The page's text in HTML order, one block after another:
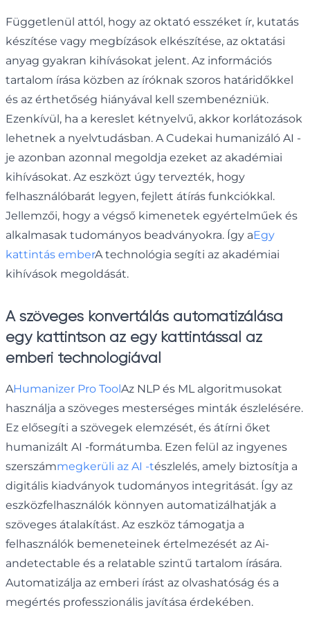
Függetlenül attól, hogy az oktató esszéket ír, kutatás
készítése vagy megbízások elkészítése, az oktatási
anyag gyakran kihívásokat jelent. Az információs
tartalom írása közben az íróknak szoros határidőkkel
és az érthetőség hiányával kell szembenézniük.
Ezenkívül, ha a kereslet kétnyelvű, akkor korlátozások
lehetnek a nyelvtudásban. A Cudekai humanizáló AI -
je azonban azonnal megoldja ezeket az akadémiai
kihívásokat. Az eszközt úgy tervezték, hogy
felhasználóbarát legyen, fejlett átírás funkciókkal.
Jellemzői, hogy a végső kimenetek egyértelműek és
alkalmasak tudományos beadványokra. Így aEgy
kattintás emberA technológia segíti az akadémiai
kihívások megoldását.
A szöveges konvertálás automatizálása
egy kattintson az egy kattintással az
emberi technológiával
AHumanizer Pro ToolAz NLP és ML algoritmusokat
használja a szöveges mesterséges minták észlelésére.
Ez elősegíti a szövegek elemzését, és átírni őket
humanizált AI -formátumba. Ezen felül az ingyenes
szerszámmegkerüli az AI -tészlelés, amely biztosítja a
digitális kiadványok tudományos integritását. Így az
eszközfelhasználók könnyen automatizálhatják a
szöveges átalakítást. Az eszköz támogatja a
felhasználók bemeneteinek értelmezését az Ai-
andetectable és a relatable szintű tartalom írására.
Automatizálja az emberi írást az olvashatóság és a
megértés professzionális javítása érdekében.